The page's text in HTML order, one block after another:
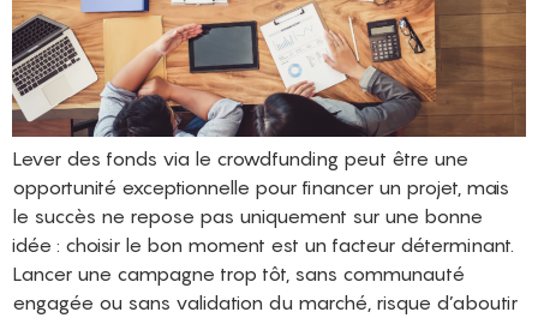
Lever des fonds via le crowdfunding peut être une
opportunité exceptionnelle pour financer un projet, mais
le succès ne repose pas uniquement sur une bonne
idée : choisir le bon moment est un facteur déterminant.
Lancer une campagne trop tôt, sans communauté
engagée ou sans validation du marché, risque d’aboutir